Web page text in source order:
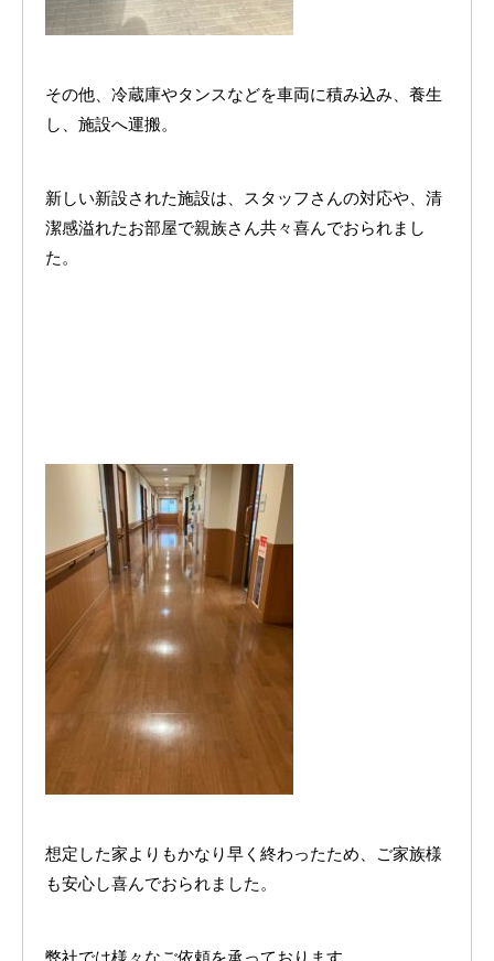
その他、冷蔵庫やタンスなどを車両に積み込み、養生
し、施設へ運搬。
新しい新設された施設は、スタッフさんの対応や、清
潔感溢れたお部屋で親族さん共々喜んでおられまし
た。
想定した家よりもかなり早く終わったため、ご家族様
も安心し喜んでおられました。